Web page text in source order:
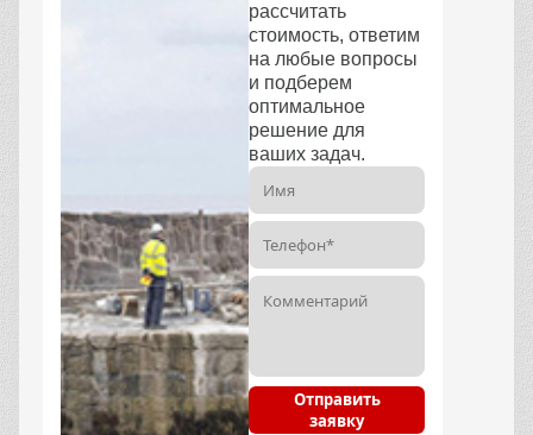
рассчитать
стоимость, ответим
на любые вопросы
и подберем
оптимальное
решение для
ваших задач.
Отправить
заявку